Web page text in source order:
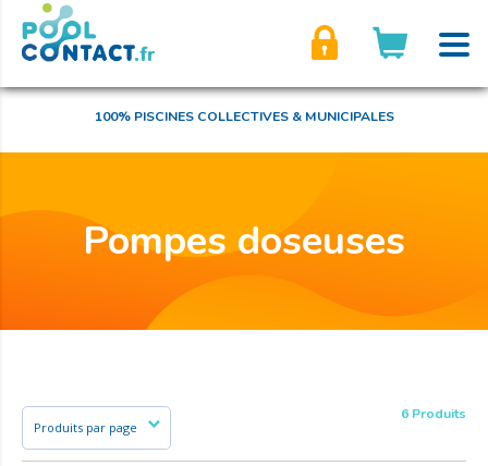
100% PISCINES COLLECTIVES & MUNICIPALES
Pompes doseuses
6 Produits